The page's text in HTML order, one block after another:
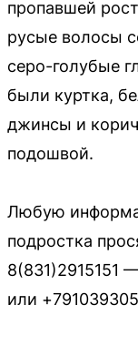
пропавшей
русые волосы
серо-голубые
были куртка,
джинсы и
подошвой.
Любую
подростка
8(831)2915151
или